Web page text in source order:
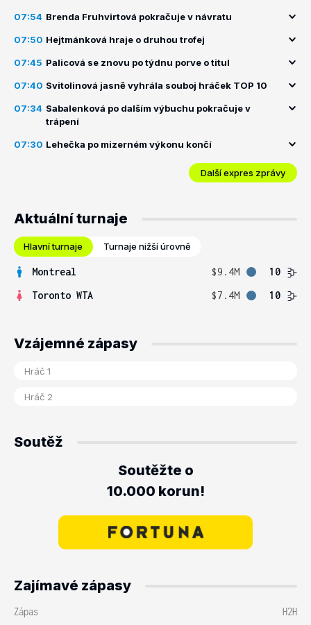
07:54 Brenda Fruhvirtová pokračuje v návratu
07:50 Hejtmánková hraje o druhou trofej
07:45 Palicová se znovu po týdnu porve o titul
07:40 Svitolinová jasně vyhrála souboj hráček TOP 10
07:34 Sabalenková po dalším výbuchu pokračuje v
trápení
07:30 Lehečka po mizerném výkonu končí
Další expres zprávy
Aktuální turnaje
Hlavní turnaje Turnaje nižší úrovně
Montreal $9.4M
10
Toronto WTA
$7.4M 10
Vzájemné zápasy
Soutěž
Soutěžte o
10.000 korun!
Zajímavé zápasy
Zápas
H2H